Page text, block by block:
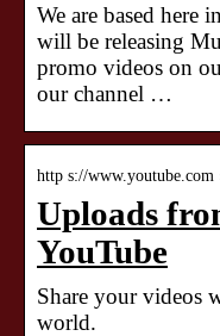
We are based here
will be releasing
promo videos on
our channel …
http s://www.youtube.com
Uploads
YouTube
Share your videos
world.